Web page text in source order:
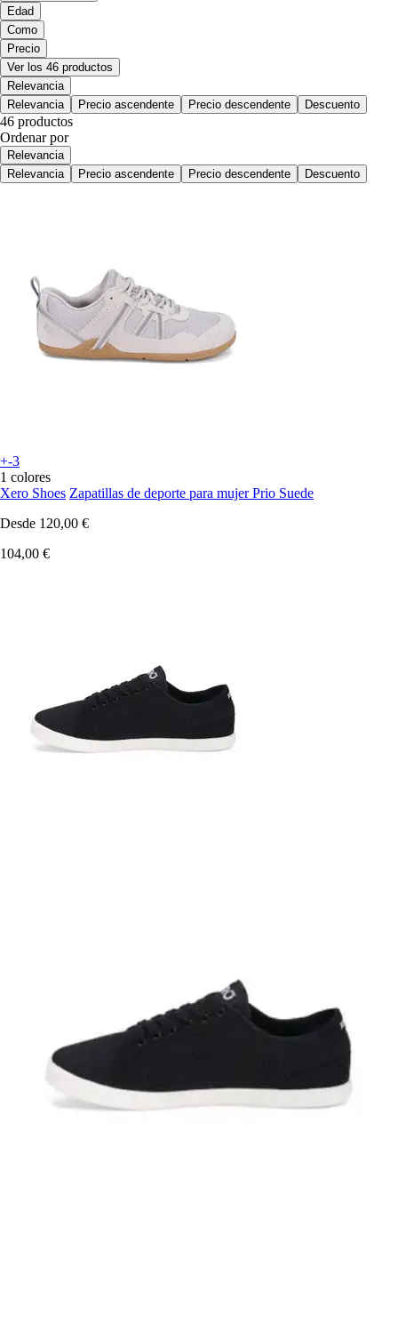
Edad
Como
Precio
Ver los 46 productos
Relevancia
Relevancia
Precio ascendente Precio descendente Descuento
46 productos
Ordenar por
Relevancia
Relevancia
Precio ascendente Precio descendente Descuento
+-3
1 colores
Xero Shoes Zapatillas de deporte para mujer Prio Suede
Desde 120,00 €
104,00 €